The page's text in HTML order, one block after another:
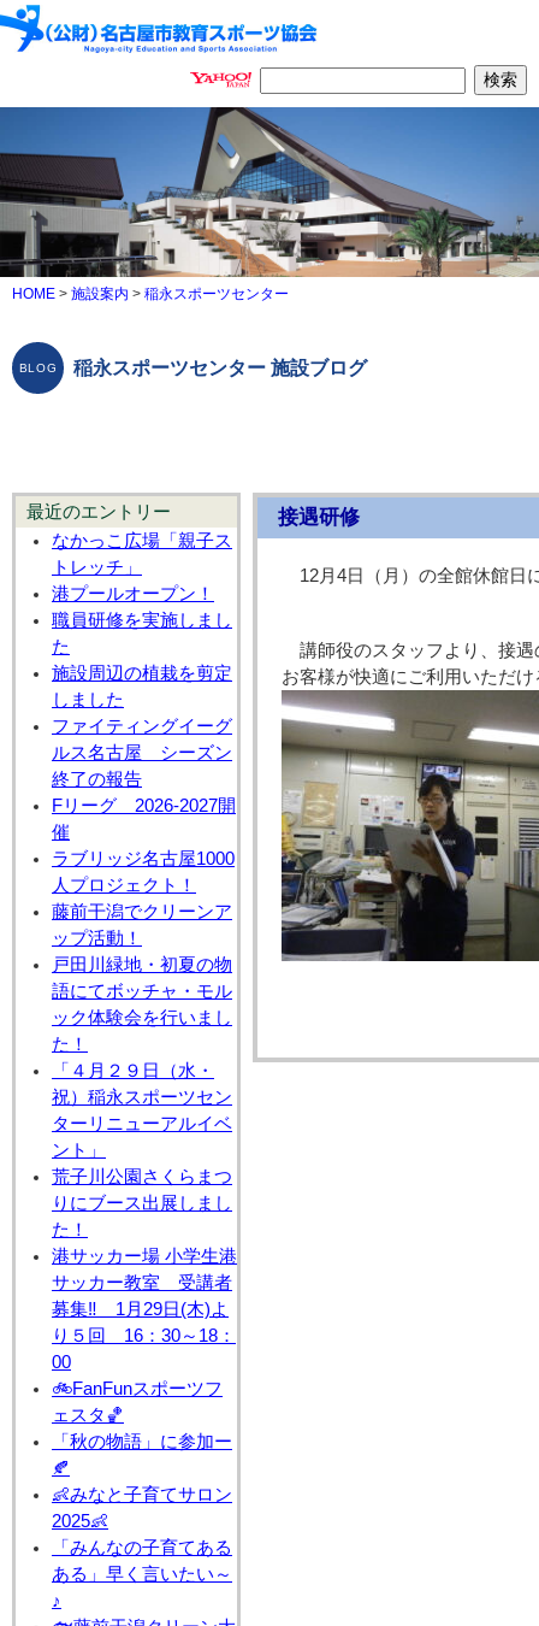
HOME > 施設案内 > 稲永スポーツセンター
稲永スポーツセンター 施設ブログ
最近のエントリー
なかっこ広場「親子ス
トレッチ」
港プールオープン！
職員研修を実施しまし
た
施設周辺の植栽を剪定
しました
ファイティングイーグ
ルス名古屋 シーズン
終了の報告
Fリーグ 2026-2027開
催
ラブリッジ名古屋1000
人プロジェクト！
藤前干潟でクリーンア
ップ活動！
戸田川緑地・初夏の物
語にてボッチャ・モル
ック体験会を行いまし
た！
「４月２９日（水・
祝）稲永スポーツセン
ターリニューアルイベ
ント」
荒子川公園さくらまつ
りにブース出展しまし
た！
港サッカー場 小学生港
サッカー教室 受講者
募集‼ 1月29日(木)よ
り５回 16：30～18：
00
🚲FanFunスポーツフ
ェスタ🏀
「秋の物語」に参加ー
🍂
👶みなと子育てサロン
2025👶
「みんなの子育てある
ある」早く言いたい～
♪
接遇研修
12月4日（月）の全館休館日
講師役のスタッフより、接
お客様が快適にご利用いただ